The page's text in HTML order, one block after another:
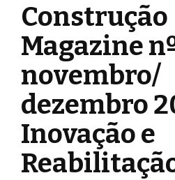
Construção
Magazine
novembro/
dezembro
Inovação e